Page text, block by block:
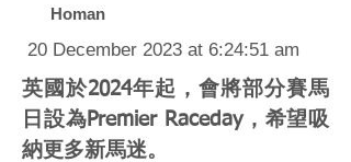
Homan
20 December 2023 at 6:24:51 am
英國於2024年起，會將部分賽馬
日設為Premier Raceday，希望吸
納更多新馬迷。